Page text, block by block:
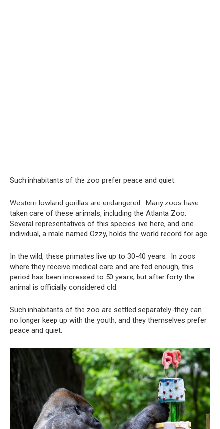
Such inhabitants of the zoo prefer peace and quiet.
Western lowland gorillas are endangered. Many zoos have
taken care of these animals, including the Atlanta Zoo.
Several representatives of this species live here, and one
individual, a male named Ozzy, holds the world record for age.
In the wild, these primates live up to 30-40 years. In zoos
where they receive medical care and are fed enough, this
period has been increased to 50 years, but after forty the
animal is officially considered old.
Such inhabitants of the zoo are settled separately-they can
no longer keep up with the youth, and they themselves prefer
peace and quiet.